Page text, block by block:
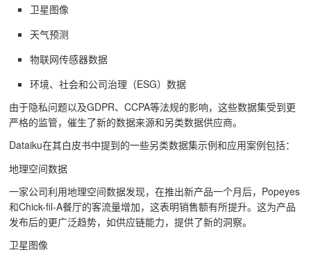
卫星图像
天气预测
物联网传感器数据
环境、社会和公司治理（ESG）数据
由于隐私问题以及GDPR、CCPA等法规的影响，这些数据集受到更
严格的监管，催生了新的数据来源和另类数据供应商。
Dataiku在其白皮书中提到的一些另类数据集示例和应用案例包括：
地理空间数据
一家公司利用地理空间数据发现，在推出新产品一个月后，Popeyes
和Chick-fil-A餐厅的客流量增加，这表明销售额有所提升。这为产品
发布后的更广泛趋势，如供应链能力，提供了新的洞察。
卫星图像